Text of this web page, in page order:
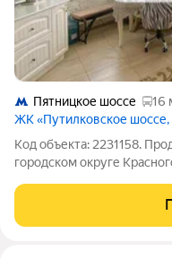
Пятницкое шоссе
16
ЖК «Путилковское шоссе,
Код объекта: 2231158.
городском округе
этажного панельного
площадь квартиры